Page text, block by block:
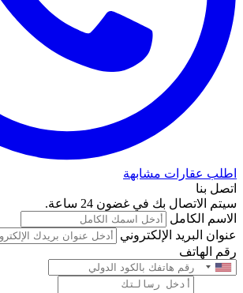
اطلب عقارات مشابهة
اتصل بنا
سيتم الاتصال بك في غضون 24 ساعة.
الاسم الكامل
عنوان البريد الإلكتروني
رقم الهاتف